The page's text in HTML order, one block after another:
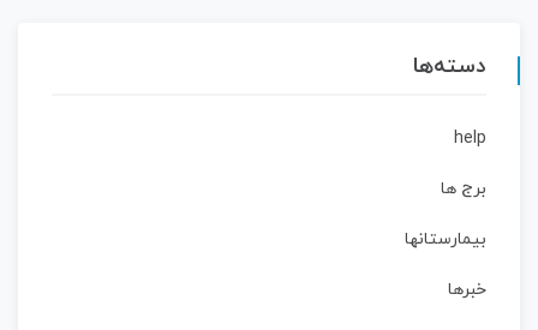
دسته‌ها
help
برج ها
بیمارستانها
خبرها